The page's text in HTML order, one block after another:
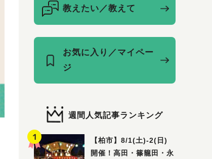
教えたい／教えて
お気に入り／マイペー
ジ
週間人気記事ランキング
【柏市】8/1(土)‐2(日)
開催！高田・篠籠田・永